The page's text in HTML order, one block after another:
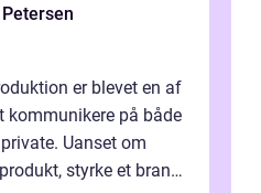
er blevet en af
kommunikere på både
Uanset om
styrke et brand,